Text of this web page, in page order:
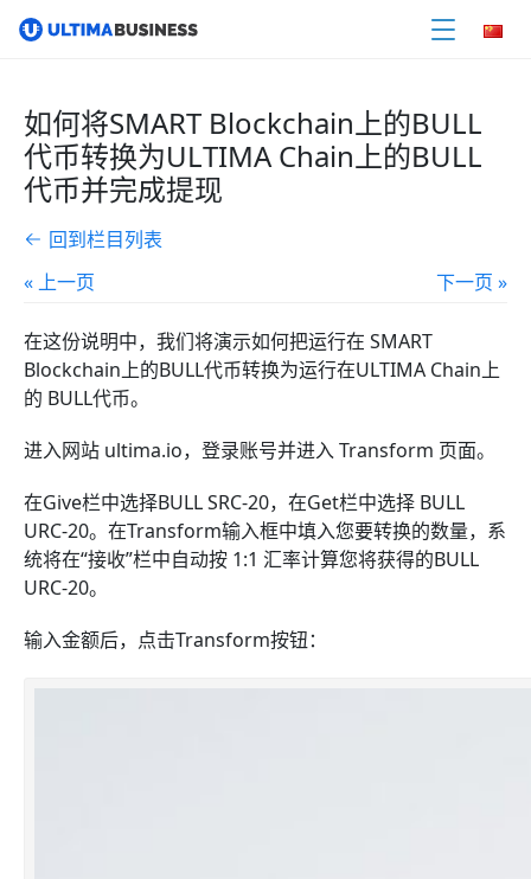
如何将SMART Blockchain上的BULL
代币转换为ULTIMA Chain上的BULL
代币并完成提现
回到栏目列表
« 上一页
下一页 »
在这份说明中，我们将演示如何把运行在 SMART
Blockchain上的BULL代币转换为运行在ULTIMA Chain上
的 BULL代币。
进入网站 ultima.io，登录账号并进入 Transform 页面。
在Give栏中选择BULL SRC-20，在Get栏中选择 BULL
URC-20。在Transform输入框中填入您要转换的数量，系
统将在“接收”栏中自动按 1:1 汇率计算您将获得的BULL
URC-20。
输入金额后，点击Transform按钮：